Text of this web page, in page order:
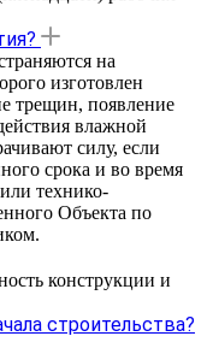
на
изготовлен
трещин, появление
влажной
силу, если
срока и во время
технико-
Объекта по
конструкции и
строительства?